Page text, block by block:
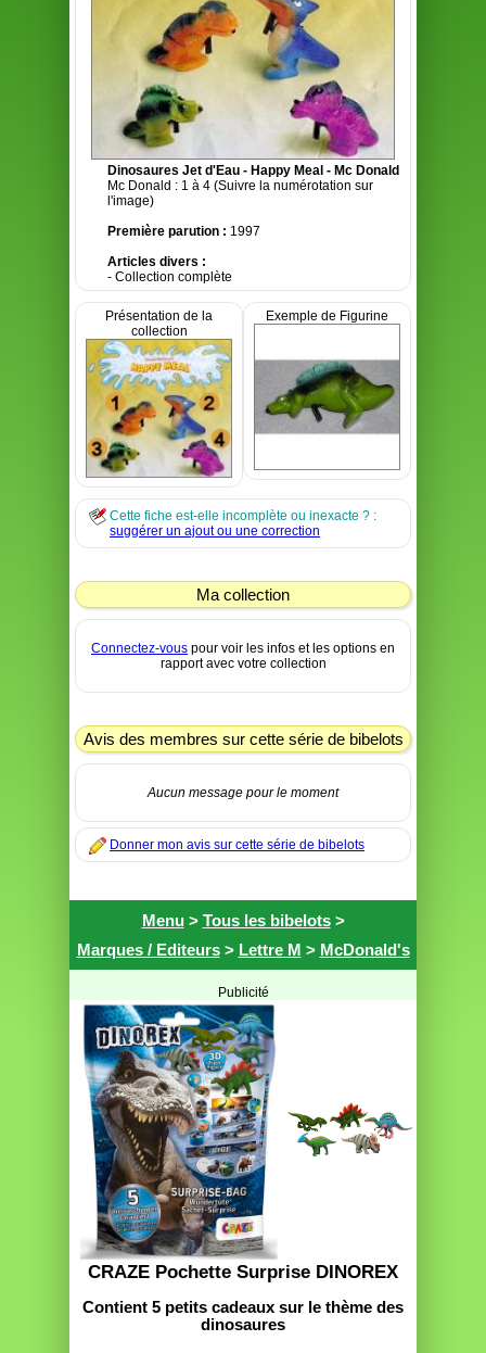
Dinosaures Jet d'Eau - Happy Meal - Mc Donald
Mc Donald : 1 à 4 (Suivre la numérotation sur
l'image)
Première parution : 1997
Articles divers :
- Collection complète
Présentation de la
collection
Exemple de Figurine
Cette fiche est-elle incomplète ou inexacte ? :
suggérer un ajout ou une correction
Ma collection
Connectez-vous pour voir les infos et les options en
rapport avec votre collection
Avis des membres sur cette série de bibelots
Aucun message pour le moment
Donner mon avis sur cette série de bibelots
Menu> Tous les bibelots>
Marques / Editeurs> Lettre M > McDonald's
Publicité
CRAZE Pochette Surprise DINOREX
Contient 5 petits cadeaux sur le thème des
dinosaures